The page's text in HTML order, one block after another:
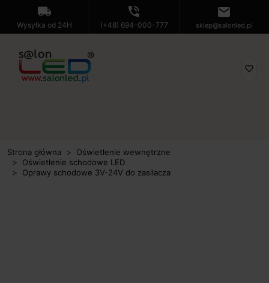
local_shipping
Wysyłka od 24H
phone_in_talk
(+48) 694-000-777
mail
sklep@salonled.pl
favorite_border
Strona główna
Oświetlenie wewnętrzne
Oświetlenie schodowe LED
Oprawy schodowe 3V-24V do zasilacza